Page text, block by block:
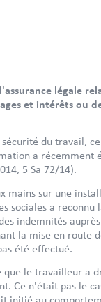
légale
et intérêts ou
du travail,
a récemment
5 Sa 72/14).
sur une
sociales a
indemnités
la mise en route
été effectué.
le travailleur a
Ce n'était pas le